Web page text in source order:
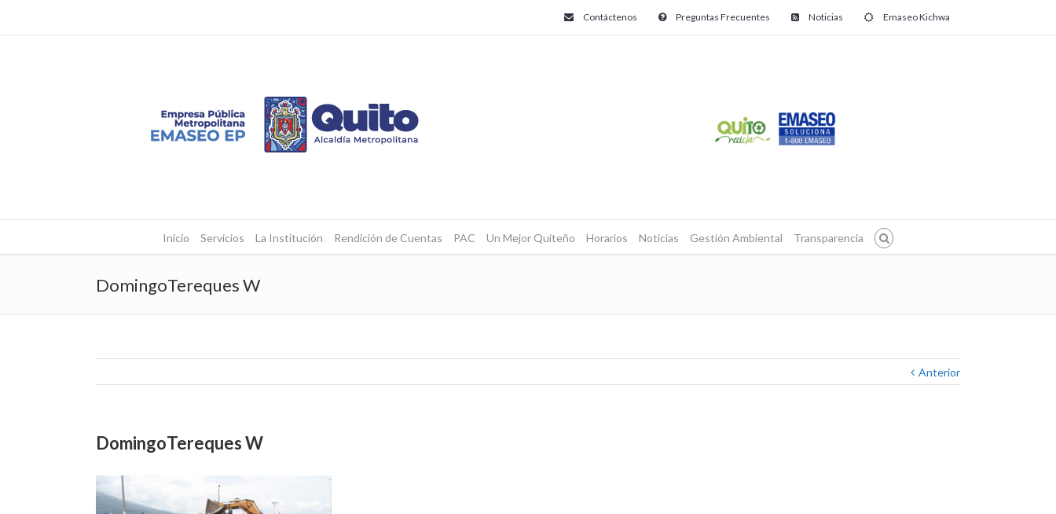
Contáctenos Preguntas Frecuentes Noticias Emaseo Kichwa
Inicio Servicios La Institución Rendición de Cuentas PAC Un Mejor Quiteño Horarios Noticias Gestión Ambiental Transparencia
DomingoTereques W
Anterior
DomingoTereques W